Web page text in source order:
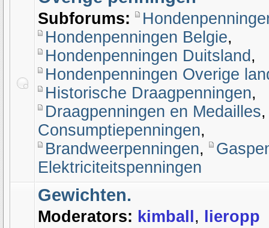
Subforums:
Hondenpenningen Belgie,
Hondenpenningen Duitsland ,
Hondenpenningen Overige
Historische Draagpenningen,
Draagpenningen en Medailles
Consumptiepenningen,
Brandweerpenningen,
Elektriciteitspenningen
Gewichten.
Moderators: kimball ,
lieropp